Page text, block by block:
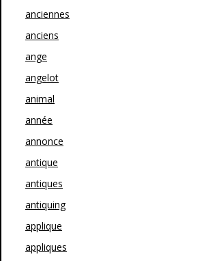
anciennes
anciens
ange
angelot
animal
année
annonce
antique
antiques
antiquing
applique
appliques